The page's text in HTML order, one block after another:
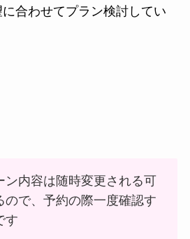
合わせてプラン検討してい
ン内容は随時変更される可
ので、予約の際一度確認す
す